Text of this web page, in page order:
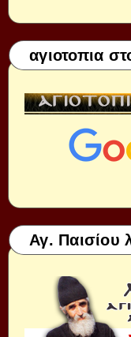
αγιοτοπια
Αγ. Παισίου